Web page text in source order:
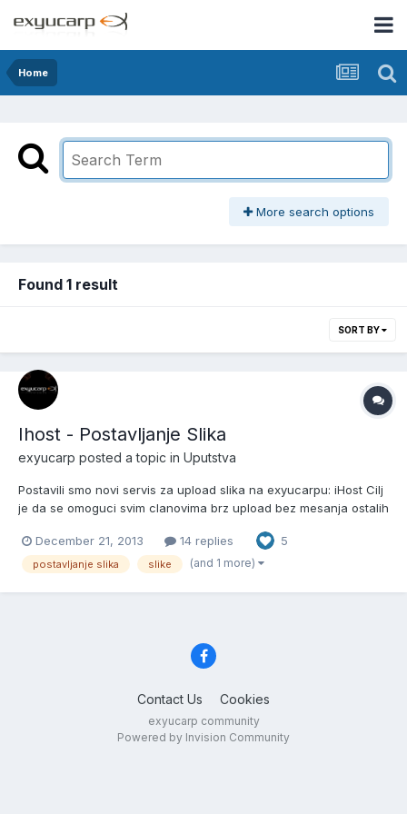
Home
More search options
Found 1 result
SORT BY
Ihost - Postavljanje Slika
exyucarp posted a topic in Uputstva
Postavili smo novi servis za upload slika na exyucarpu: iHost Cilj
je da se omoguci svim clanovima brz upload bez mesanja ostalih
prilogu detaljno obavestenje kako postavljate sliku na forum:
iHost se nalazi ovde: 1.Kliknite i ud...
December 21, 2013 14 replies 5
postavljanje slika slike (and 1 more)
Contact Us Cookies
exyucarp community
Powered by Invision Community